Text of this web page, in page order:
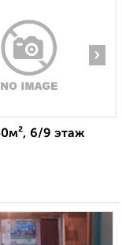
›
6/9 этаж